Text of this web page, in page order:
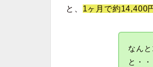
と、 1ヶ月で約14,400
なん
と・